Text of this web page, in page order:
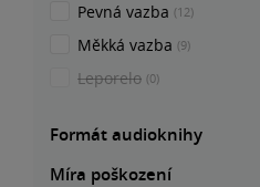
Pevná vazba (12)
Měkká vazba (9)
Leporelo (0)
Formát audioknihy
Míra poškození